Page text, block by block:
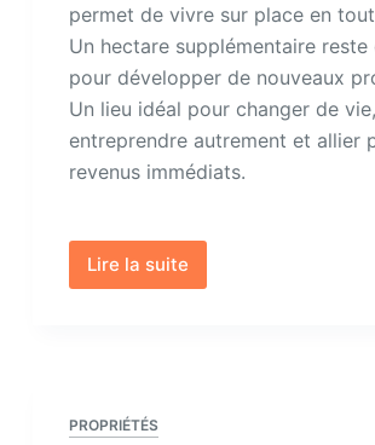
permet de vivre sur place en
Un hectare supplémentaire
pour développer de nouveaux
Un lieu idéal pour changer de vie,
entreprendre autrement et allier
revenus immédiats.
Lire la suite
Lodges
avec
PROPRIÉTÉS